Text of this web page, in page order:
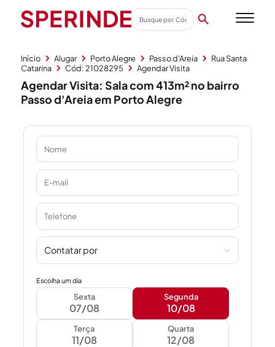
Início Alugar Porto Alegre Passo d'Areia
Rua Santa
Catarina
Cód: 21028295 Agendar Visita
Agendar Visita: Sala com 413m² no bairro
Passo d'Areia em Porto Alegre
Contatar por
Escolha um dia
Sexta
07/08
Segunda
10/08
Terça
11/08
Quarta
12/08